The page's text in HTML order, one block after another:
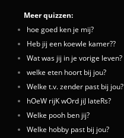
Meer quizzen:
hoe goed ken je mij?
Heb jij een koewle kamer??
Wat was jij in je vorige leven?
welke eten hoort bij jou?
Welke t.v. zender past bij jou?
hOeW rijK wOrd jiJ lateRs?
Welke pooh ben jij?
Welke hobby past bij jou?